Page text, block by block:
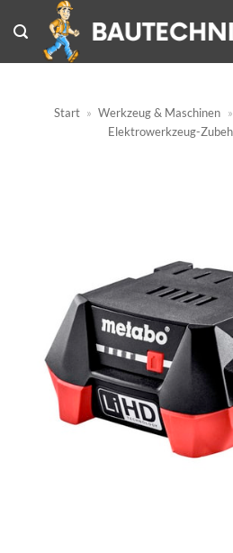
Inhalt
springen
Start » Werkzeug & Maschinen »
Elektrowerkzeug-